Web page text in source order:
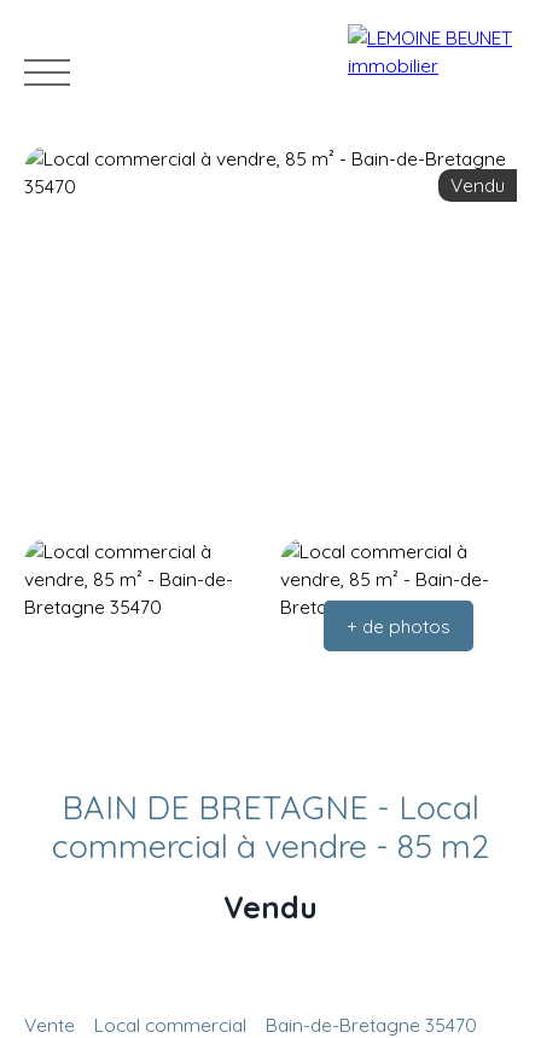
Vendu
+ de photos
BAIN DE BRETAGNE - Local
commercial à vendre - 85 m2
Vendu
Vente Local commercial
Bain-de-Bretagne 35470